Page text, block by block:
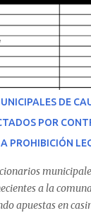
su traslado
dado la urgencia
Carabineros. En
de 25 años, se
terminó
en el
de su condición,
a
No obstante,
DE
POR
PROHIBICIÓN
a la
apuestas en